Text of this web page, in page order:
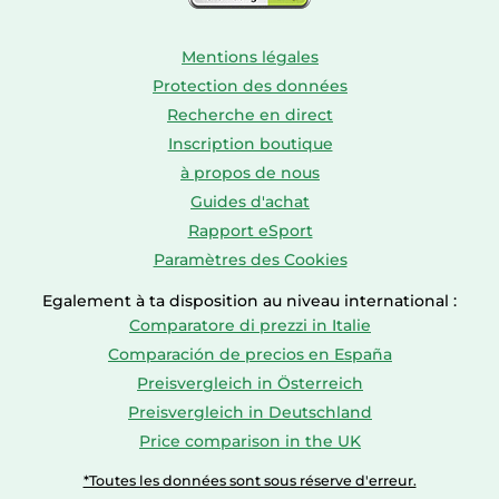
Mentions légales
Protection des données
Recherche en direct
Inscription boutique
à propos de nous
Guides d'achat
Rapport eSport
Paramètres des Cookies
Egalement à ta disposition au niveau international :
Comparatore di prezzi in Italie
Comparación de precios en España
Preisvergleich in Österreich
Preisvergleich in Deutschland
Price comparison in the UK
*Toutes les données sont sous réserve d'erreur.